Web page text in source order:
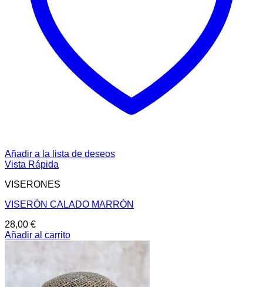
Añadir a la lista de deseos
Vista Rápida
VISERONES
VISERÓN CALADO MARRÓN
28,00 €
Añadir al carrito